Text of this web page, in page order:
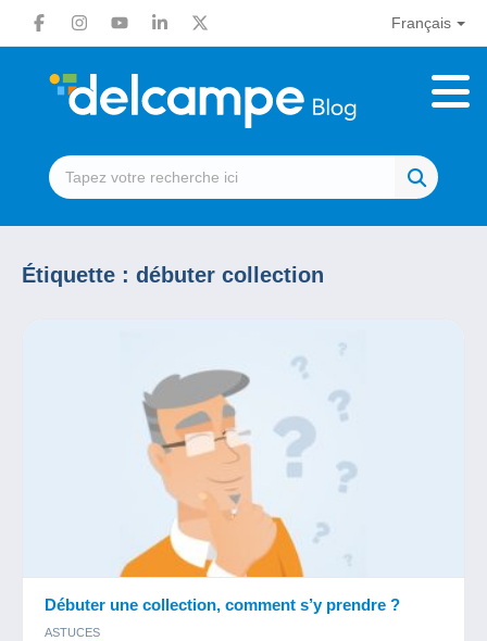
Français
Étiquette : débuter collection
Débuter une collection, comment s’y prendre ?
ASTUCES